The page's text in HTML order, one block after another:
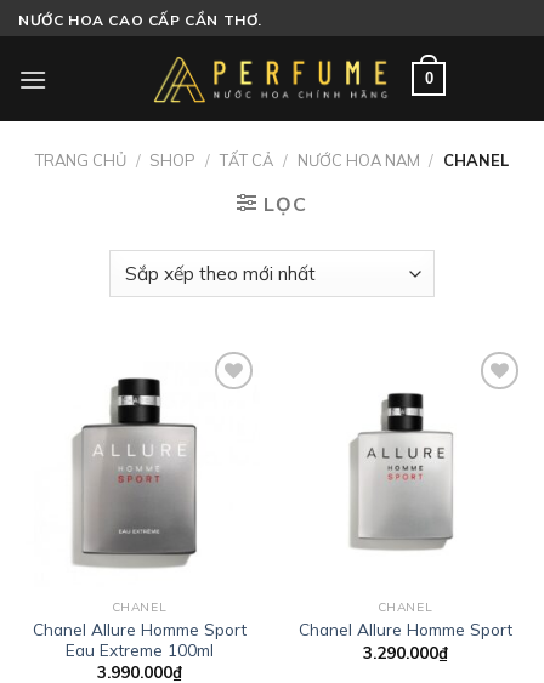
Skip
to
content
NƯỚC HOA CAO CẤP CẦN THƠ.
0
TRANG CHỦ / SHOP / TẤT CẢ / NƯỚC HOA NAM / CHANEL
LỌC
CHANEL
Chanel Allure Homme Sport
Eau Extreme 100ml
3.990.000₫
CHANEL
Chanel Allure Homme Sport
3.290.000₫